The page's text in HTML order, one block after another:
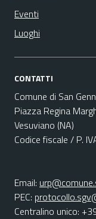
Eventi
Luoghi
CONTATTI
Comune di San
Piazza Regina
Vesuviano (NA)
Codice fiscale / P.
Email:
PEC:
Centralino unico: